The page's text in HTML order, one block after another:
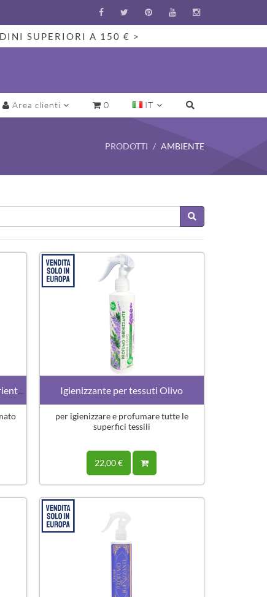
SUPERIORI A 150 € >
Area clienti 0 IT
PRODOTTI AMBIENTE
Profumo Igienizzante MINI · L'Orientale Igienizzante per tessuti Olivo
per igienizzare e profumare tutte le
superfici tessili
22,00 €